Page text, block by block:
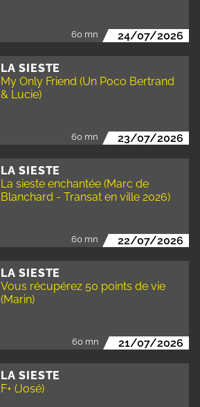
60 mn 24/07/2026
LA SIESTE
My Only Friend (Un Poco Bertrand
& Lucie)
60 mn 23/07/2026
LA SIESTE
La sieste enchantée (Marc de
Blanchard - Transat en ville 2026)
60 mn 22/07/2026
LA SIESTE
Vous récupérez 50 points de vie
(Marin)
60 mn 21/07/2026
LA SIESTE
F+ (José)